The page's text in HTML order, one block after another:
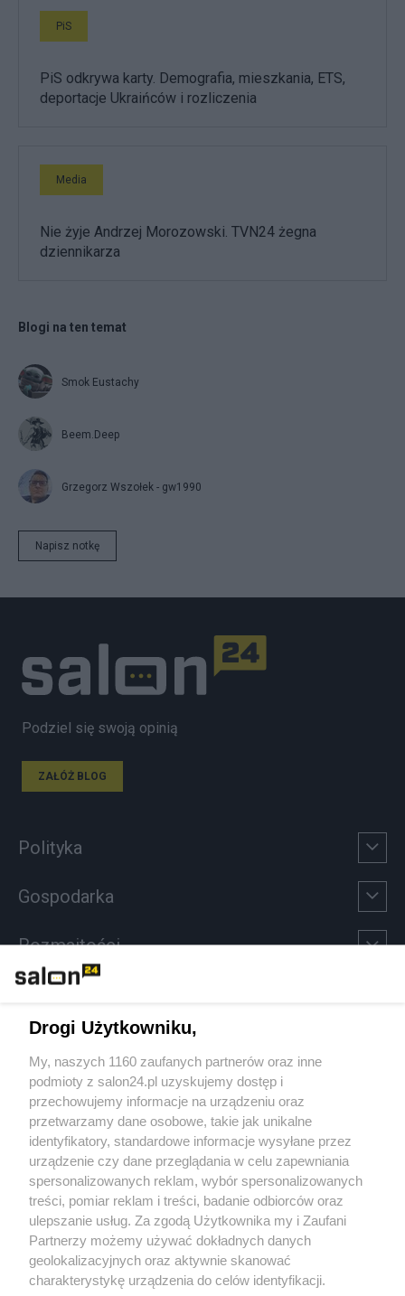
PiS
PiS odkrywa karty. Demografia, mieszkania, ETS,
deportacje Ukraińców i rozliczenia
Media
Nie żyje Andrzej Morozowski. TVN24 żegna
dziennikarza
Blogi na ten temat
Smok Eustachy
Beem.Deep
Grzegorz Wszołek - gw1990
Napisz notkę
Podziel się swoją opinią
ZAŁÓŻ BLOG
Polityka
Gospodarka
Rozmaitości
Sport
Społeczeństwo
Kultura
X Facebook Instagram Youtube
Drogi Użytkowniku,
My, naszych 1160 zaufanych partnerów oraz inne
podmioty z salon24.pl uzyskujemy dostęp i
przechowujemy informacje na urządzeniu oraz
przetwarzamy dane osobowe, takie jak unikalne
identyfikatory, standardowe informacje wysyłane przez
urządzenie czy dane przeglądania w celu zapewniania
spersonalizowanych reklam, wybór spersonalizowanych
treści, pomiar reklam i treści, badanie odbiorców oraz
ulepszanie usług. Za zgodą Użytkownika my i Zaufani
Partnerzy możemy używać dokładnych danych
geolokalizacyjnych oraz aktywnie skanować
charakterystykę urządzenia do celów identyfikacji.